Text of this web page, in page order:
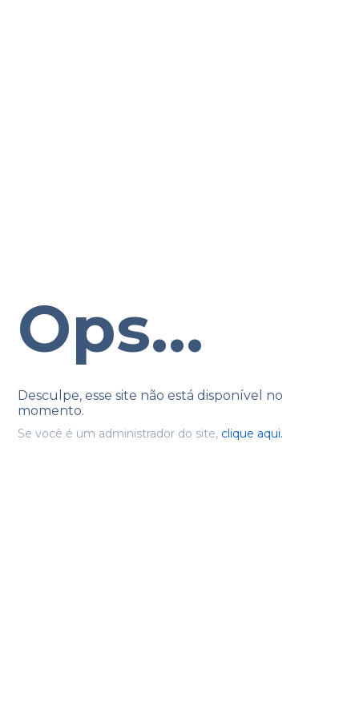
Ops...
Desculpe, esse site não está disponível no
momento.
Se você é um administrador do site, clique aqui.